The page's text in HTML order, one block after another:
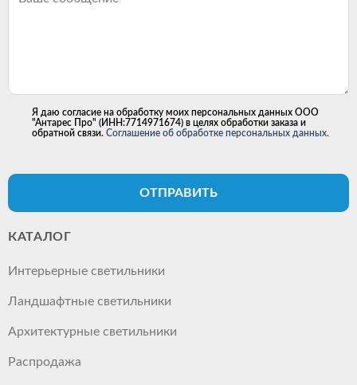
Я даю согласие на обработку моих персональных данных ООО
"Антарес Про" (ИНН:7714971674) в целях обработки заказа и
обратной связи. Соглашение об обработке персональных данных.
ОТПРАВИТЬ
КАТАЛОГ
Интерьерные светильники
Ландшафтные светильники
Архитектурные светильники
Распродажа